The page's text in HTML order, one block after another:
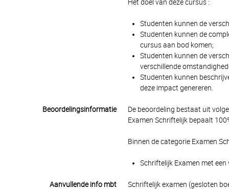
Het doel van deze cursus :
Studenten kunnen de
Studenten kunnen de
cursus aan bod komen;
Studenten kunnen de
verschillende
Studenten kunnen
deze impact genereren.
Beoordelingsinformatie
De beoordeling bestaat uit
Examen Schriftelijk bepaalt
Binnen de categorie Examen
Schriftelijk Examen met
Aanvullende info mbt
Schriftelijk examen (gesloten